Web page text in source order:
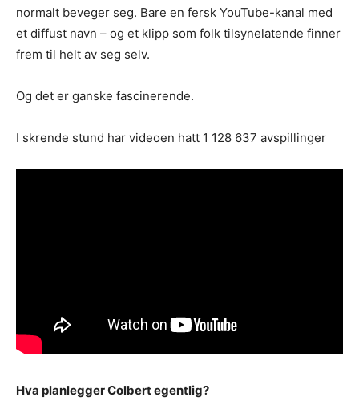
normalt beveger seg. Bare en fersk YouTube-kanal med
et diffust navn – og et klipp som folk tilsynelatende finner
frem til helt av seg selv.
Og det er ganske fascinerende.
I skrende stund har videoen hatt 1 128 637 avspillinger
Hva planlegger Colbert egentlig?